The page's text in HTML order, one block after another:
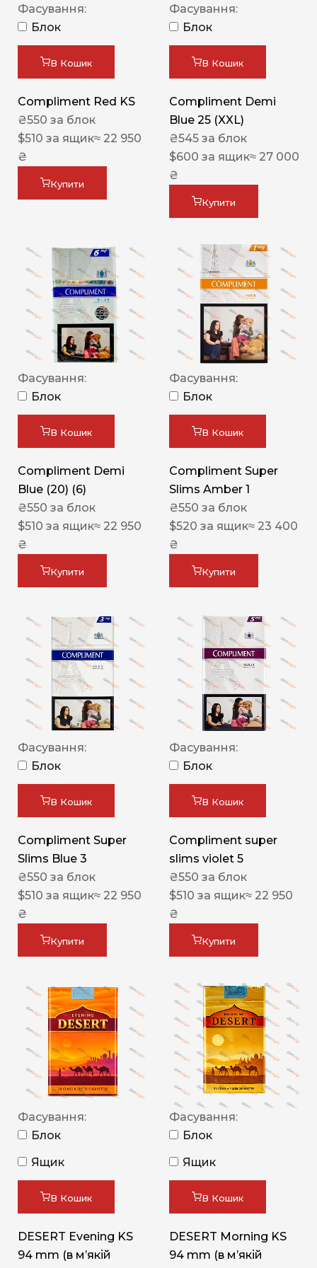
Фасування:
Блок
В Кошик
Compliment Red KS
₴550 за блок
$510 за ящик≈ 22 950
₴
Купити
Фасування:
Блок
В Кошик
Compliment Demi
Blue 25 (XXL)
₴545 за блок
$600 за ящик≈ 27 000
₴
Купити
Фасування:
Блок
В Кошик
Compliment Demi
Blue (20) (6)
₴550 за блок
$510 за ящик≈ 22 950
₴
Купити
Фасування:
Блок
В Кошик
Compliment Super
Slims Amber 1
₴550 за блок
$520 за ящик≈ 23 400
₴
Купити
Фасування:
Блок
В Кошик
Compliment Super
Slims Blue 3
₴550 за блок
$510 за ящик≈ 22 950
₴
Купити
Фасування:
Блок
В Кошик
Compliment super
slims violet 5
₴550 за блок
$510 за ящик≈ 22 950
₴
Купити
Фасування:
Блок
Ящик
В Кошик
DESERT Evening KS
94 mm (в мʼякій
Фасування:
Блок
Ящик
В Кошик
DESERT Morning KS
94 mm (в мʼякій